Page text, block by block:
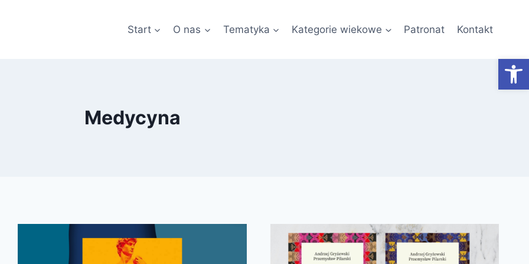
Start O nas Tematyka Kategorie wiekowe Patronat Kontakt
Medycyna